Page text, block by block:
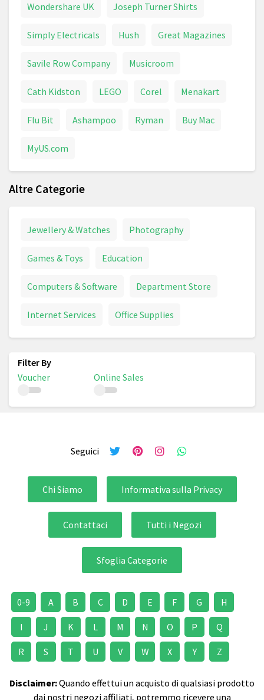
Wondershare UK Joseph Turner Shirts
Simply Electricals Hush Great Magazines
Savile Row Company Musicroom
Cath Kidston LEGO Corel Menakart
Flu Bit Ashampoo Ryman Buy Mac
MyUS.com
Altre Categorie
Jewellery & Watches Photography
Games & Toys Education
Computers & Software Department Store
Internet Services Office Supplies
Voucher Online Sales
Seguici
Chi Siamo Informativa sulla Privacy
Contattaci Tutti i Negozi
Sfoglia Categorie
0-9 A B C D E F G H
I J K L M N O P Q
R S T U V W X Y Z
Disclaimer:Quando effettui un acquisto di qualsiasi prodotto
dai nostri negozi affiliati, potremmo ricevere una